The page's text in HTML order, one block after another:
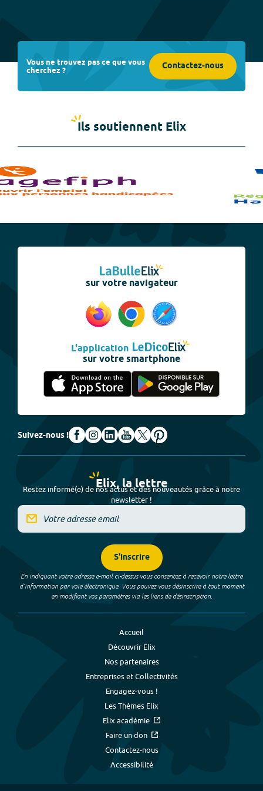
Vous ne trouvez pas ce que vous
cherchez ? Contactez-nous
Ils soutiennent Elix
sur votre navigateur
L'application
sur votre smartphone
Suivez-nous !
Elix, la lettre
Restez informé(e) de nos actus et des nouveautés grâce à notre
newsletter !
S'inscrire
En indiquant votre adresse e-mail ci-dessus vous consentez à recevoir notre lettre
d’information par voie électronique. Vous pouvez vous désinscrire à tout moment
en modifiant vos paramètres via les liens de désinscription.
Accueil
Découvrir Elix
Nos partenaires
Entreprises et Collectivités
Engagez-vous !
Les Thèmes Elix
Elix académie
Faire un don
Contactez-nous
Accessibilité